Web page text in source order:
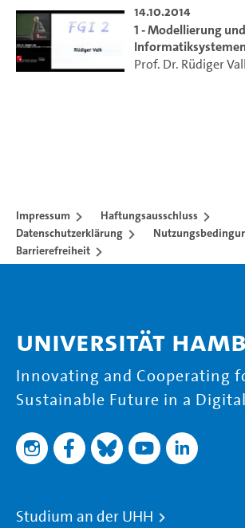
14.10.2014
1 - Modellierung
Informatiksystemen
Prof. Dr. Rüdiger
Impressum
Haftungsausschluss
Datenschutzerklärung
Barrierefreiheit
Universität
Innovating and Cooperating
Sustainable Future in a
Studium an der UHH